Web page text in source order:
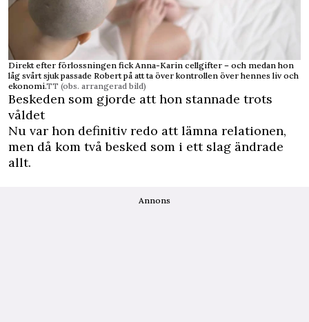
Direkt efter förlossningen fick Anna-Karin cellgifter – och medan hon
låg svårt sjuk passade Robert på att ta över kontrollen över hennes liv och
ekonomi.TT (obs. arrangerad bild)
Beskeden som gjorde att hon stannade trots
våldet
Nu var hon definitiv redo att lämna relationen,
men då kom två besked som i ett slag ändrade
allt.
Annons